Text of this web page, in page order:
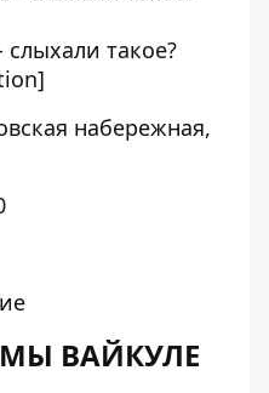
такое?
набережная,
ВАЙКУЛЕ